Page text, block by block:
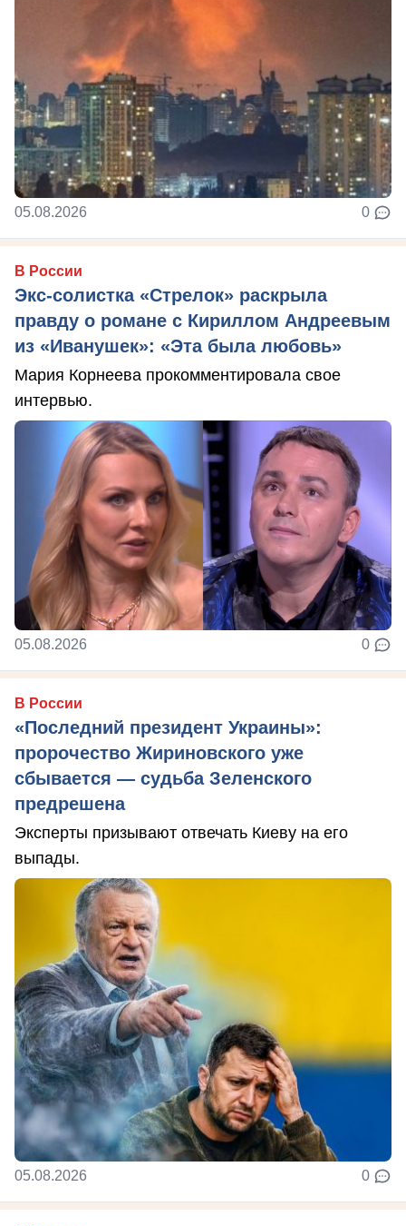
05.08.2026 0
В России
Экс-солистка «Стрелок» раскрыла
правду о романе с Кириллом Андреевым
из «Иванушек»: «Эта была любовь»
Мария Корнеева прокомментировала свое
интервью.
05.08.2026 0
В России
«Последний президент Украины»:
пророчество Жириновского уже
сбывается — судьба Зеленского
предрешена
Эксперты призывают отвечать Киеву на его
выпады.
05.08.2026 0